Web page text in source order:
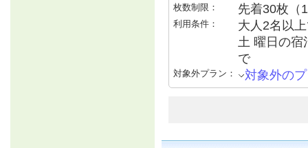
枚数制限： 先着30枚（
利用条件：
大人2名以
土 曜日の宿
で
対象外プラン： 対象外の